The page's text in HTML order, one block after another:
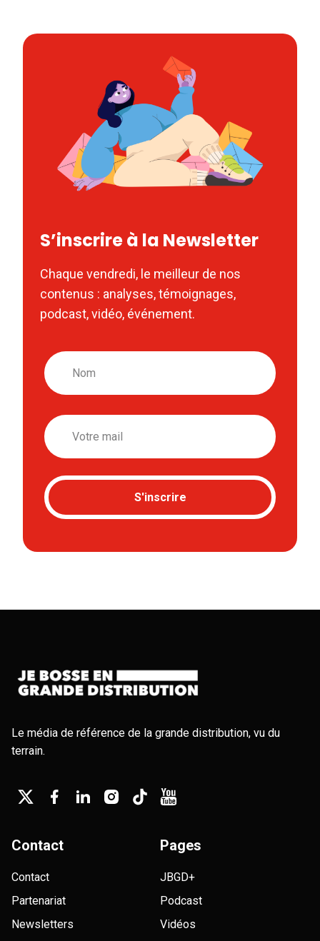
S’inscrire à la Newsletter
Chaque vendredi, le meilleur de nos
contenus : analyses, témoignages,
podcast, vidéo, événement.
Nom
Email
S'inscrire
Le média de référence de la grande distribution, vu du
terrain.
Contact
Contact
Partenariat
Newsletters
Pages
JBGD+
Podcast
Vidéos